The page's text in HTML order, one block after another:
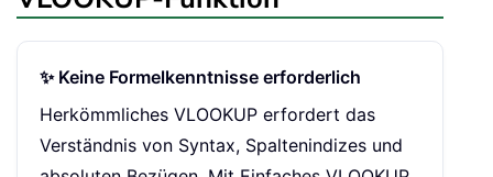
✨ Keine Formelkenntnisse erforderlich
Herkömmliches VLOOKUP erfordert das
Verständnis von Syntax, Spaltenindizes und